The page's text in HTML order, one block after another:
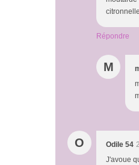
Répondre
M
O Odile 54
J'avoue